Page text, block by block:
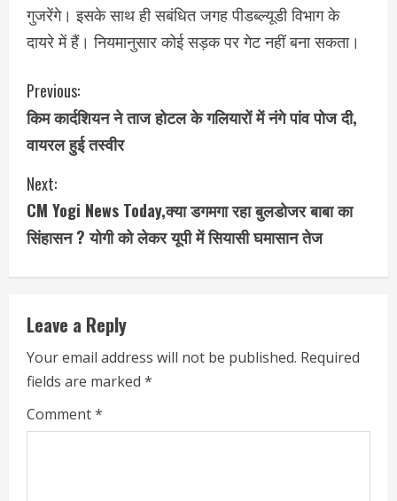
गुजरेंगे। इसके साथ ही सबंधित जगह पीडब्ल्यूडी विभाग के
दायरे में हैं। नियमानुसार कोई सड़क पर गेट नहीं बना सकता।
C
o
n
t
i
n
u
e
R
e
Previous:
किम कार्दशियन ने ताज होटल के गलियारों में नंगे पांव पोज दी,
वायरल हुई तस्वीर
Next:
CM Yogi News Today,क्या डगमगा रहा बुलडोजर बाबा का
सिंहासन ? योगी को लेकर यूपी में सियासी घमासान तेज
Leave a Reply
Your email address will not be published. Required
fields are marked *
Comment*